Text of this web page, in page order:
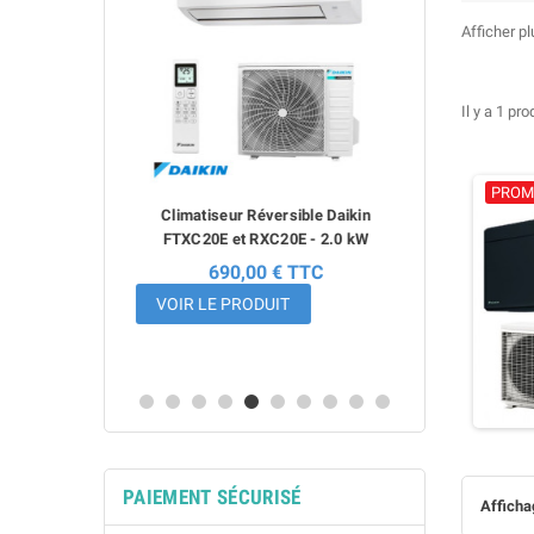
Climatiseur Réversible Daikin
FTXC20E et RXC20E - 2.0 kW
690,00 € TTC
VOIR LE PRODUIT
Climatiseur
VOIR LE
PAIEMENT SÉCURISÉ
Afficher
Il y a 1